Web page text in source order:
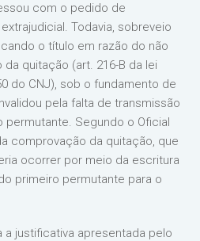
com o pedido de
Todavia, sobreveio
o título em razão do não
quitação (art. 216-B da lei
do CNJ), sob o fundamento de
pela falta de transmissão
permutante. Segundo o Oficial
comprovação da quitação, que
ocorrer por meio da escritura
primeiro permutante para o
a justificativa apresentada pelo